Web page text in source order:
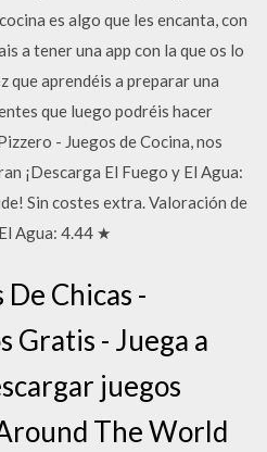
es algo que les encanta, con
a tener una app con la que os lo
que aprendéis a preparar una
que luego podréis hacer
- Juegos de Cocina, nos
¡Descarga El Fuego y El Agua:
Sin costes extra. Valoración de
Agua: 4.44 ★
Chicas -
Gratis - Juega a
juegos
The World